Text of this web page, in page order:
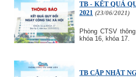
TB - KẾT QUẢ
2021 (23/06/2021)
Phòng CTSV
khóa 16, khóa 17.
TB CẬP NHẬT